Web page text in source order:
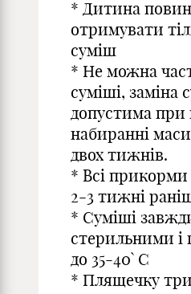
* Дитина
отримувати
суміш
* Не можна
суміші, заміна
допустима при
набиранні
двох тижнів.
* Всі
2-3 тижні
* Суміші
стерильними і
до 35-40` С
* Плящечку